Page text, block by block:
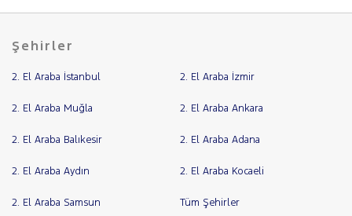
Şehirler
2. El Araba İstanbul 2. El Araba İzmir
2. El Araba Muğla 2. El Araba Ankara
2. El Araba Balıkesir 2. El Araba Adana
2. El Araba Aydın 2. El Araba Kocaeli
2. El Araba Samsun Tüm Şehirler